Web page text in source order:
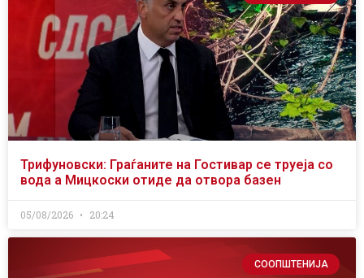
Трифуновски: Граѓаните на Гостивар се труеја со
вода а Мицкоски отиде да отвора базен
05/08/2026 20:24
СООПШТЕНИЈА